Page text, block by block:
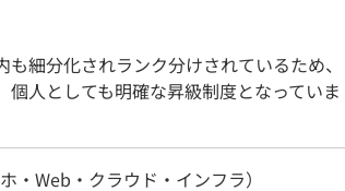
細分化されランク分けされているため、
人としても明確な昇級制度となっていま
・Web・クラウド・インフラ）